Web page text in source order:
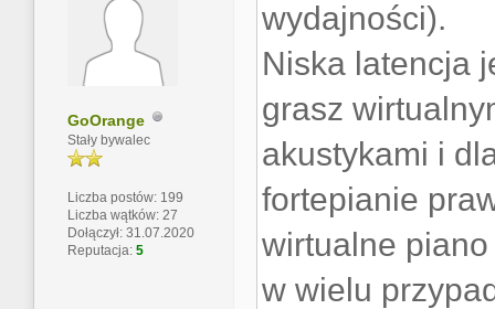
GoOrange
Stały bywalec
Liczba postów: 199
Liczba wątków: 27
Dołączył: 31.07.2020
Reputacja: 5
wydajności).
Niska latencja
grasz
akustykami i
fortepianie
wirtualne
w wielu